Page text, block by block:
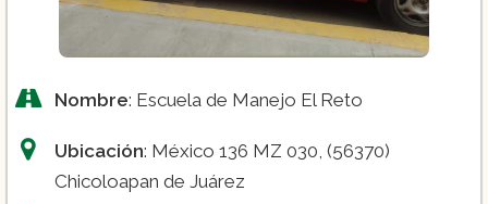
Nombre: Escuela de Manejo El Reto
Ubicación: México 136 MZ 030, (56370)
Chicoloapan de Juárez